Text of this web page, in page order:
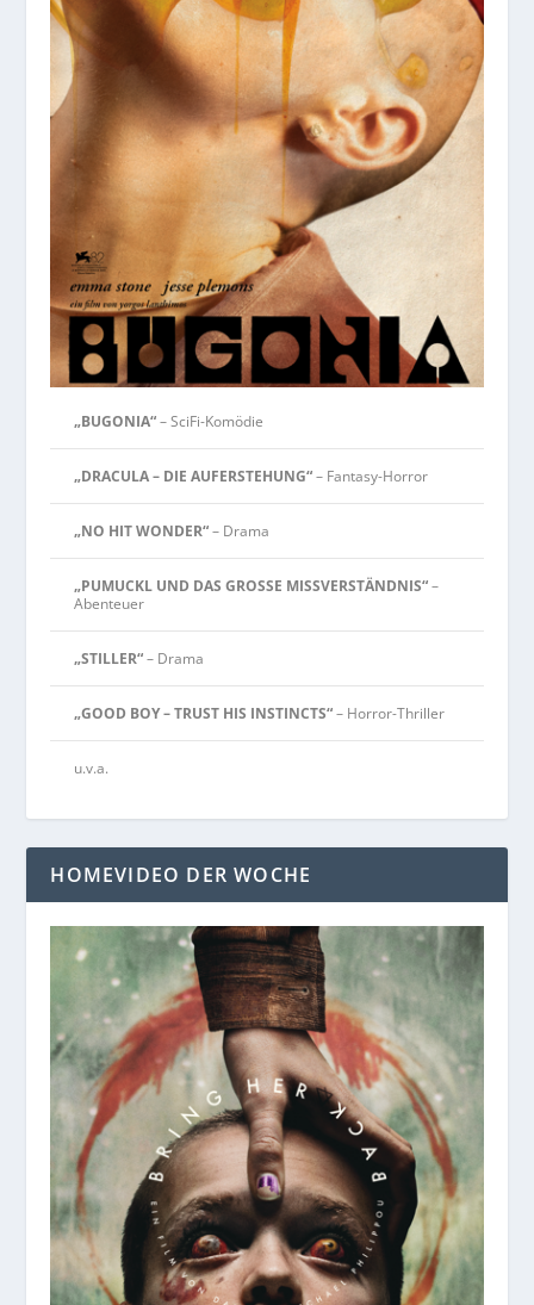
„BUGONIA“– SciFi-Komödie
„DRACULA – DIE AUFERSTEHUNG“– Fantasy-Horror
„NO HIT WONDER“– Drama
„PUMUCKL UND DAS GROSSE MISSVERSTÄNDNIS“–
Abenteuer
„STILLER“– Drama
„GOOD BOY – TRUST HIS INSTINCTS“– Horror-Thriller
u.v.a.
HOMEVIDEO DER WOCHE